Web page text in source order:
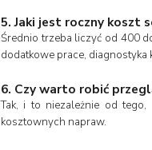
5. Jaki jest roczny koszt
Średnio trzeba liczyć od 400
dodatkowe prace,
6. Czy warto robić
Tak, i to niezależnie od
kosztownych napraw.